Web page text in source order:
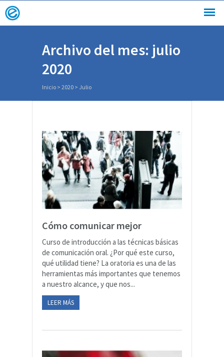
Archivo del mes: julio
2020
Inicio > 2020 > Julio
Cómo comunicar mejor
Curso de introducción a las técnicas básicas
de comunicación oral. ¿Por qué este curso,
qué utilidad tiene? La oratoria es una de las
herramientas más importantes que tenemos
a nuestro alcance, y que nos...
LEER MÁS